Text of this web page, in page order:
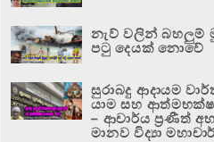
නැව් වලින් බහලුම්
පටු දෙයක් නොවේ
සුරාබදු ආදායම
යාම සහ
– ආචාර්ය ප්‍රණීත්
මානව විද්‍යා